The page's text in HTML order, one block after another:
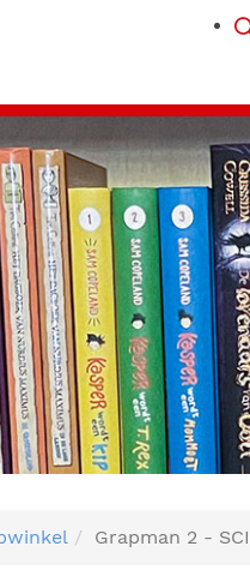
Grapman 2 -